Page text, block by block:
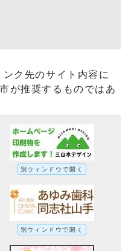
ク先のサイト内容に
が推奨するものではあ
別ウィンドウで開く
別ウィンドウで開く